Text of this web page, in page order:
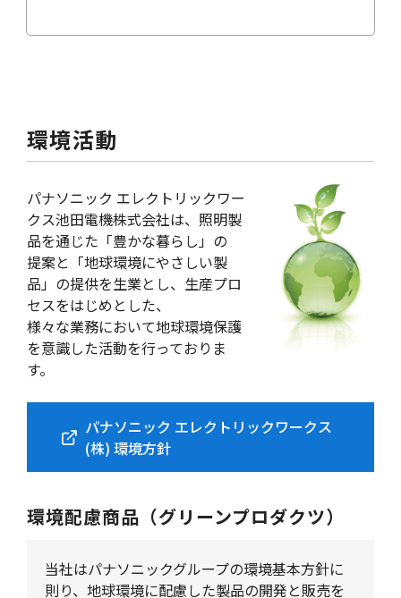
環境活動
パナソニック エレクトリックワー
クス池田電機株式会社は、照明製
品を通じた「豊かな暮らし」の
提案と「地球環境にやさしい製
品」の提供を生業とし、生産プロ
セスをはじめとした、
様々な業務において地球環境保護
を意識した活動を行っておりま
す。
パナソニック エレクトリックワークス
(株) 環境方針
環境配慮商品（グリーンプロダクツ）
当社はパナソニックグループの環境基本方針に
則り、地球環境に配慮した製品の開発と販売を